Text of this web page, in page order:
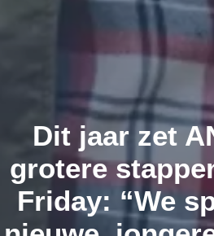
Dit jaar zet
grotere
Friday: “We